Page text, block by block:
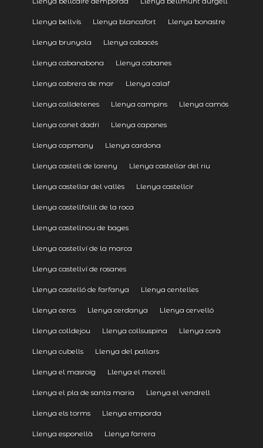
Llenya bellvís Llenya blancafort Llenya bonastre
Llenya brunyola Llenya cabacés
Llenya cabanabona Llenya cabanes
Llenya cabrera de mar Llenya calaf
Llenya calldetenes Llenya campins Llenya camós
Llenya canet dadri Llenya capanes
Llenya capmany Llenya cardona
Llenya castell de lareny Llenya castellar del riu
Llenya castellar del vallès Llenya castellcir
Llenya castellfollit de la roca
Llenya castellnou de bages
Llenya castellví de la marca
Llenya castellví de rosanes
Llenya castelló de farfanya Llenya centelles
Llenya cercs Llenya cerdanya Llenya cervelló
Llenya colldejou Llenya collsuspina Llenya corà
Llenya cubells Llenya del pallars
Llenya el masroig Llenya el morell
Llenya el pla de santa maria Llenya el vendrell
Llenya els torms Llenya emporda
Llenya esponellà Llenya farrera